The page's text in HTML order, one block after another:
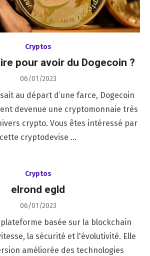
Cryptos
pour avoir du Dogecoin ?
Posted
06/01/2023
au départ d’une farce, Dogecoin
devenue une cryptomonnaie très
crypto. Vous êtes intéressé par
cette cryptodevise …
Cryptos
elrond egld
Posted
06/01/2023
basée sur la blockchain
la sécurité et l'évolutivité. Elle
améliorée des technologies